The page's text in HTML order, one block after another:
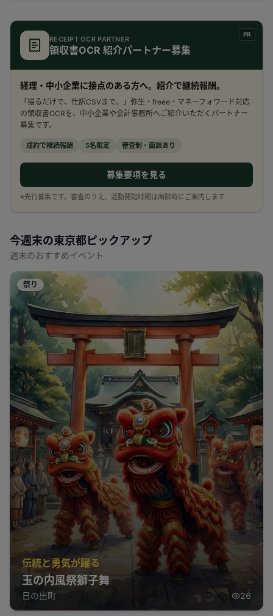
PR
RECEIPT OCR PARTNER
領収書OCR 紹介パートナー募集
経理・中小企業に接点のある方へ。紹介で継続報酬。
「撮るだけで、仕訳CSVまで。」弥生・freee・マネーフォワード対応
の領収書OCRを、中小企業や会計事務所へご紹介いただくパートナー
募集です。
成約で継続報酬 5名限定 審査制・面談あり
募集要項を見る
※先行募集です。審査のうえ、活動開始時期は面談時にご案内します
今週末の東京都 ピックアップ
週末のおすすめイベント
祭り
伝統と勇気が躍る
玉の内風祭獅子舞
日の出町 26